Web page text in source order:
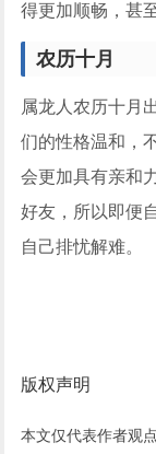
得更加顺畅，甚
农历十月
属龙人农历十月
们的性格温和，
会更加具有亲和
好友，所以即便
自己排忧解难。
版权声明
本文仅代表作者观